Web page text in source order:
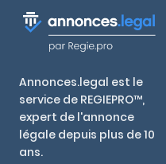
Annonces.legal est le
service de REGIEPRO™,
expert de l'annonce
légale depuis plus de 10
ans.